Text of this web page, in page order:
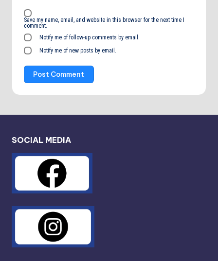
Save my name, email, and website in this browser for the next time I
comment.
Notify me of follow-up comments by email.
Notify me of new posts by email.
SOCIAL MEDIA